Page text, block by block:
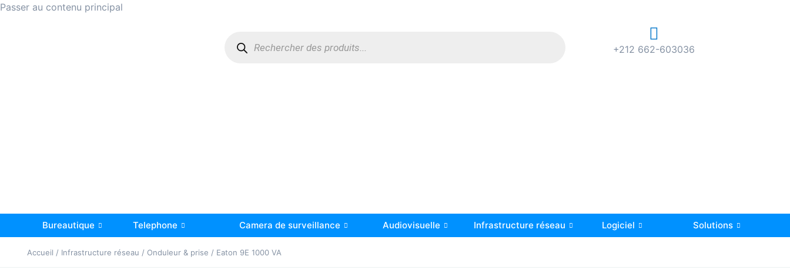
Passer au contenu principal
+212 662-603036
Bureautique Telephone Camera de surveillance Audiovisuelle Infrastructure réseau Logiciel Solutions
Accueil / Infrastructure réseau / Onduleur & prise / Eaton 9E 1000 VA